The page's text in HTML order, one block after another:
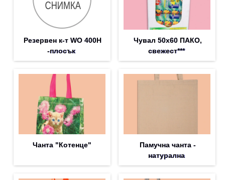
Резервен к-т WO 400H
-плосък
Чувал 50х60 ПАКО,
свежест***
Чанта "Котенце"
Памучна чанта -
натурална